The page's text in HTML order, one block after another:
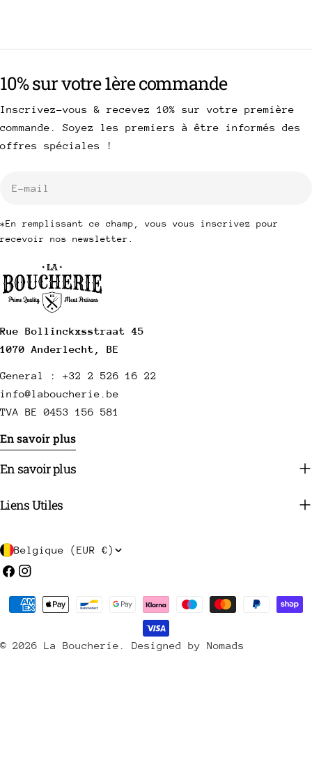
Rue Bollinckxsstraat 45
1070 Anderlecht, BE
General : +32 2 526 16 22
info@laboucherie.be
TVA BE 0453 156 581
En savoir plus
En savoir plus
Liens Utiles
10% sur votre 1ère commande
Inscrivez-vous & recevez 10% sur votre première
commande. Soyez les premiers à être informés des
offres spéciales !
*En remplissant ce champ, vous vous inscrivez pour
recevoir nos newsletter.
P
a
/
Belgique (EUR €)
Facebook
Instagram
© 2026 La Boucherie Designed by Nomads
Méthodes
payement